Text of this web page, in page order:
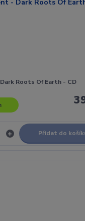
Roots Of Earth - CD
Přidat do